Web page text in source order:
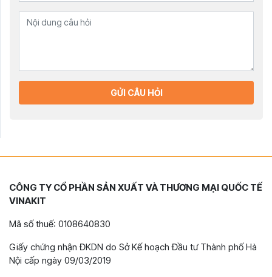
GỬI CÂU HỎI
CÔNG TY CỔ PHẦN SẢN XUẤT VÀ THƯƠNG MẠI QUỐC TẾ
VINAKIT
Mã số thuế: 0108640830
Giấy chứng nhận ĐKDN do Sở Kế hoạch Đầu tư Thành phố Hà
Nội cấp ngày 09/03/2019